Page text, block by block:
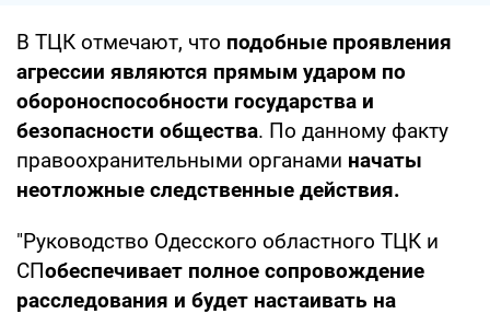
В ТЦК отмечают, что подобные проявления
агрессии являются прямым ударом по
обороноспособности государства и
безопасности общества. По данному факту
правоохранительными органами начаты
неотложные следственные действия.
"Руководство Одесского областного ТЦК и
СПобеспечивает полное сопровождение
расследования и будет настаивать на